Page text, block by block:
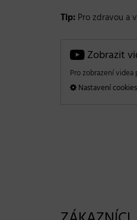
Tip: Pro zdravou a
Zobrazit
Pro zobrazení
Nastavení cookies